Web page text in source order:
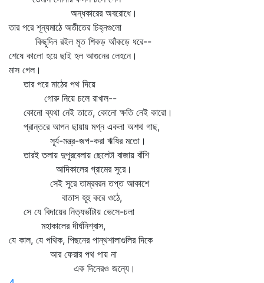
অন্ধকারের অবরোধে।
তার পরে শূন্যমাঠে অতীতের চিহ্নগুলো
কিছুদিন রইল মৃত শিকড় আঁকড়ে ধরে--
শেষে কালো হয়ে ছাই হল আগুনের লেহনে।
মাস গেল।
তার পরে মাঠের পথ দিয়ে
গোরু নিয়ে চলে রাখাল--
কোনো ব্যথা নেই তাতে, কোনো ক্ষতি নেই কারো।
প্রান্তরে আপন ছায়ায় মগ্ন একলা অশথ গাছ,
সূর্য-মন্ত্র-জপ-করা ঋষির মতো।
তারই তলায় দুপুরবেলায় ছেলেটা বাজায় বাঁশি
আদিকালের গ্রামের সুরে।
সেই সুরে তাম্রবরন তপ্ত আকাশে
বাতাস হূহু করে ওঠে,
সে যে বিদায়ের নিত্যভাঁটায় ভেসে-চলা
মহাকালের দীর্ঘনিশ্বাস,
যে কাল, যে পথিক, পিছনের পান্থশালাগুলির দিকে
আর ফেরার পথ পায় না
এক দিনেরও জন্যে।